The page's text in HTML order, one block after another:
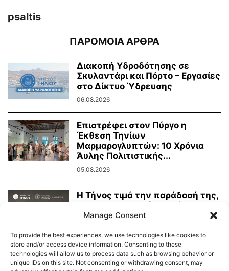
psaltis
ΠΑΡΟΜΟΙΑ ΑΡΘΡΑ
Διακοπή Υδροδότησης σε
Σκυλαντάρι και Πόρτο – Εργασίες
στο Δίκτυο Ύδρευσης
06.08.2026
Επιστρέφει στον Πύργο η
Έκθεση Τηνίων
Μαρμαρογλυπτών: 10 Χρόνια
Άυλης Πολιτιστικής...
05.08.2026
Η Τήνος τιμά την παράδοσή της,
τη μαρμαροτεχνία της. Έκθεση
Τήνιων...
Manage Consent
To provide the best experiences, we use technologies like cookies to
store and/or access device information. Consenting to these
technologies will allow us to process data such as browsing behavior or
unique IDs on this site. Not consenting or withdrawing consent, may